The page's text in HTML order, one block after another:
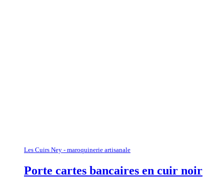
Les Cuirs Ney - maroquinerie artisanale
Porte cartes bancaires en cuir noir